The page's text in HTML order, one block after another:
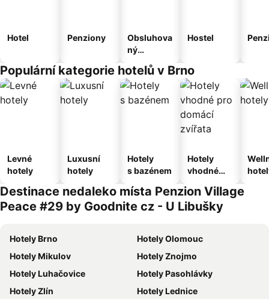
Hotel Penziony
Obsluhova
ný
Hostel
Populární kategorie hotelů v Brno
Levné
hotely
Luxusní
hotely
Hotely
s bazénem
Hotely
vhodné
domácí
zvířata
Destinace nedaleko místa Penzion Village
Peace #29 by Goodnite cz - U Libušky
Hotely Brno
Hotely Olomouc
Hotely Mikulov
Hotely Znojmo
Hotely Luhačovice
Hotely Pasohlávky
Hotely Zlín
Hotely Lednice